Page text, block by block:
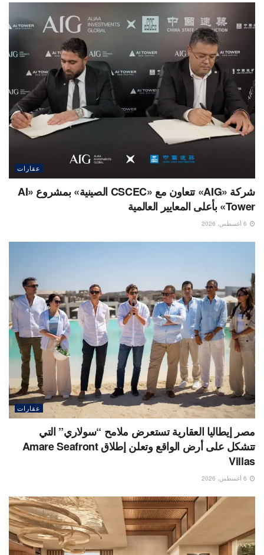
عقارات
شركة «AIG» تتعاون مع «CSCEC الصينية» بمشروع «AI
Tower» بأعلى المعايير العالمية
عقارات
مصر إيطاليا العقارية تستعرض ملامح “سولاري” التي
تتشكل على أرض الواقع وتعلن إطلاق Amare Seafront
Villas